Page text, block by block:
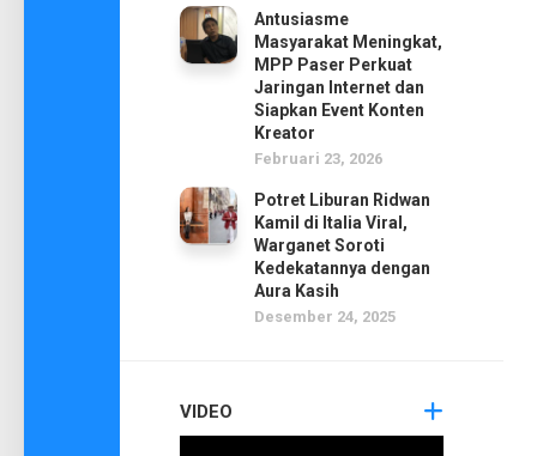
Antusiasme
Masyarakat Meningkat,
MPP Paser Perkuat
Jaringan Internet dan
Siapkan Event Konten
Kreator
Februari 23, 2026
Potret Liburan Ridwan
Kamil di Italia Viral,
Warganet Soroti
Kedekatannya dengan
Aura Kasih
Desember 24, 2025
VIDEO